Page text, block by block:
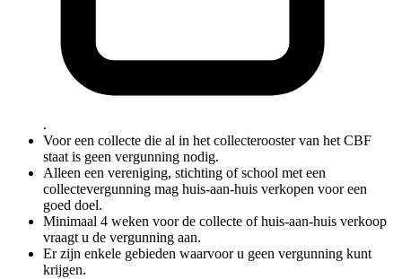
.
Voor een collecte die al in het collecterooster van het CBF
staat is geen vergunning nodig.
Alleen een vereniging, stichting of school met een
collectevergunning mag huis-aan-huis verkopen voor een
goed doel.
Minimaal 4 weken voor de collecte of huis-aan-huis verkoop
vraagt u de vergunning aan.
Er zijn enkele gebieden waarvoor u geen vergunning kunt
krijgen.